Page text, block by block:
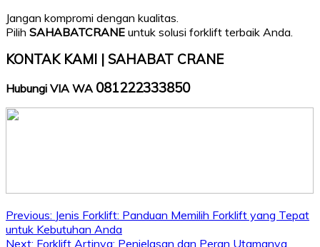
Jangan kompromi dengan kualitas.
Pilih SAHABATCRANE untuk solusi forklift terbaik Anda.
KONTAK KAMI | SAHABAT CRANE
Hubungi VIA WA 081222333850
Post
Previous: Jenis Forklift: Panduan Memilih Forklift yang Tepat
untuk Kebutuhan Anda
Next: Forklift Artinya: Penjelasan dan Peran Utamanya